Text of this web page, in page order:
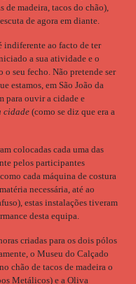
de madeira, tacos do chão),
de agora em diante.
indiferente ao facto de ter
a sua atividade e o
o seu fecho. Não pretende ser
estamos, em São João da
para ouvir a cidade e
cidade (como se diz que era a
colocadas cada uma das
pelos participantes
cada máquina de costura
necessária, até ao
estas instalações tiveram
desta equipa.
criadas para os dois pólos
o Museu do Calçado
chão de tacos de madeira o
Metálicos) e a Oliva